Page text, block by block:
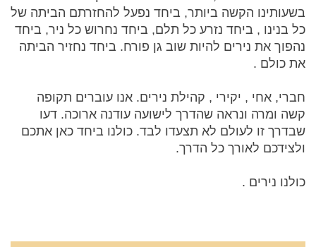
בשעותינו הקשה ביותר, ביחד נפעל להחזרתם הביתה של
כל בנינו , ביחד נזרע כל תלם, ביחד נחרוש כל ניר, ביחד
נהפוך את נירים להיות שוב גן פורח. ביחד נחזיר הביתה
את כולם .
חברי, אחי , יקירי , קהילת נירים. אנו עוברים תקופה
קשה ומרה ונראה שהדרך לישועה עודנה ארוכה. דעו
שבדרך זו לעולם לא תצעדו לבד. כולנו ביחד כאן אתכם
ולצידכם לאורך כל הדרך.
כולנו נירים .